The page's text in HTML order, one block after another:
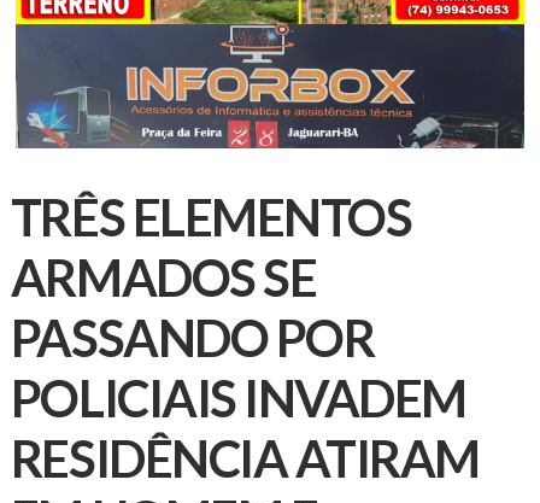
TRÊS ELEMENTOS
ARMADOS SE
PASSANDO POR
POLICIAIS INVADEM
RESIDÊNCIA ATIRAM